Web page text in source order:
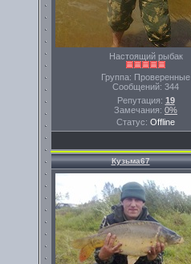
Настоящий рыбак
Группа: Проверенные
Сообщений: 344
Репутация: 19
Замечания: 0%
Статус: Offline
Кузьма67